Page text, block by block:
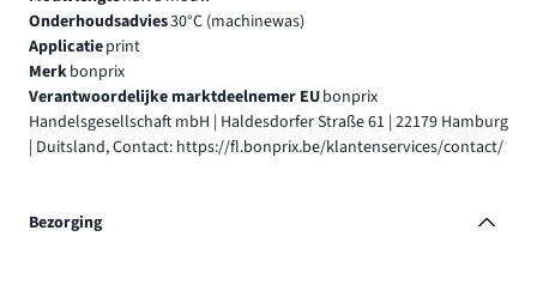
Onderhoudsadvies30°C (machinewas)
Applicatieprint
Merkbonprix
Verantwoordelijke marktdeelnemer EUbonprix
Handelsgesellschaft mbH | Haldesdorfer Straße 61 | 22179 Hamburg
| Duitsland, Contact: https://fl.bonprix.be/klantenservices/contact/
Bezorging